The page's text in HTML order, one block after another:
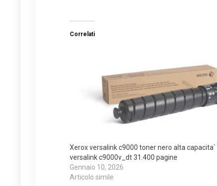
Correlati
Xerox versalink c9000 toner nero alta capacita`
versalink c9000v_dt 31.400 pagine
Gennaio 10, 2026
Articolo simile